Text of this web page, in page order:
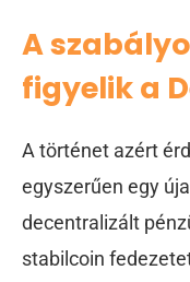
A
figyelik a
A történet azért
egyszerűen egy
decentralizált
stabilcoin